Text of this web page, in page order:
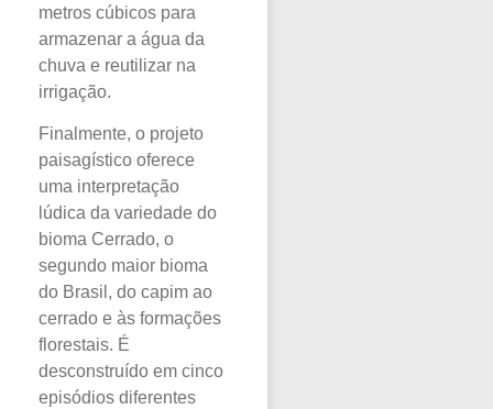
metros cúbicos para
armazenar a água da
chuva e reutilizar na
irrigação.
Finalmente, o projeto
paisagístico oferece
uma interpretação
lúdica da variedade do
bioma Cerrado, o
segundo maior bioma
do Brasil, do capim ao
cerrado e às formações
florestais. É
desconstruído em cinco
episódios diferentes